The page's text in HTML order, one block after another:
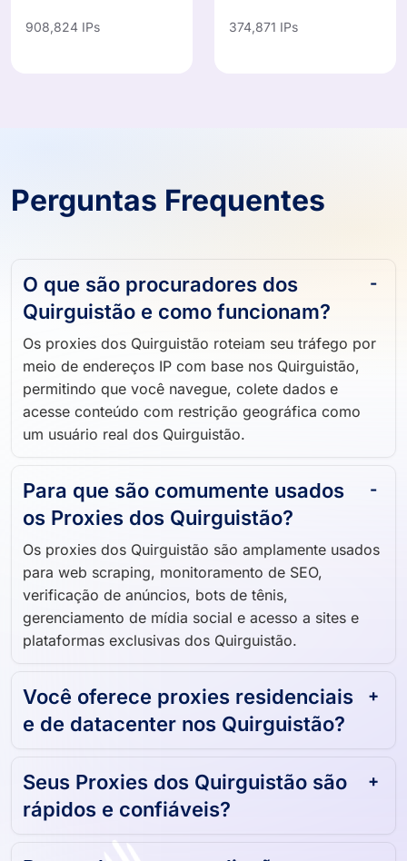
908,824 IPs 374,871 IPs
Perguntas Frequentes
O que são procuradores dos
Quirguistão e como funcionam?
Os proxies dos Quirguistão roteiam seu tráfego por
meio de endereços IP com base nos Quirguistão,
permitindo que você navegue, colete dados e
acesse conteúdo com restrição geográfica como
um usuário real dos Quirguistão.
Para que são comumente usados ​​
os Proxies dos Quirguistão?
Os proxies dos Quirguistão são amplamente usados ​​
para web scraping, monitoramento de SEO,
verificação de anúncios, bots de tênis,
gerenciamento de mídia social e acesso a sites e
plataformas exclusivas dos Quirguistão.
Você oferece proxies residenciais
e de datacenter nos Quirguistão?
Seus Proxies dos Quirguistão são
rápidos e confiáveis?